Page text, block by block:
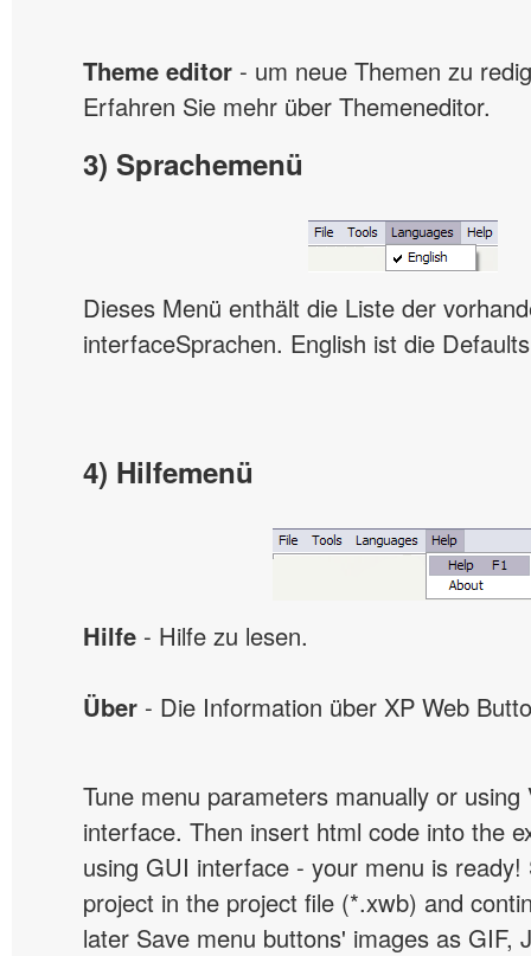
Theme editor - um neue Themen zu
Erfahren Sie mehr über Themeneditor.
3) Sprachemenü
Dieses Menü enthält die Liste der
interfaceSprachen. English ist die
4) Hilfemenü
Hilfe - Hilfe zu lesen.
Über - Die Information über XP Web
Tune menu parameters manually or
interface. Then insert html code into the
using GUI interface - your menu is
project in the project file (*.xwb) and
later Save menu buttons' images as GIF,